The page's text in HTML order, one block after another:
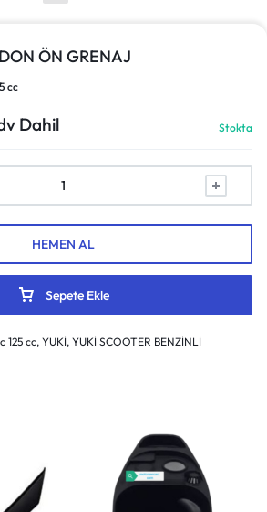
ÖN GRENAJ
cc
Dahil Stokta
Sepete Ekle
HEMEN AL
125 cc, YUKİ, YUKİ SCOOTER BENZİNLİ